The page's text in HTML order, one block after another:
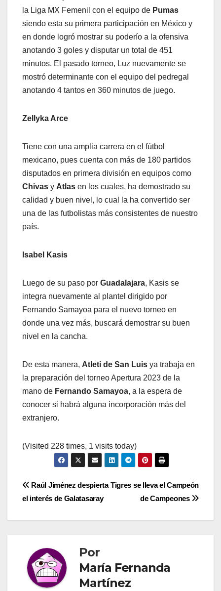
la Liga MX Femenil con el equipo de Pumas
siendo esta su primera participación en México y
en donde logró mostrar su poderío a la ofensiva
anotando 3 goles y disputar un total de 451
minutos. El pasado torneo, Luz nuevamente se
mostró determinante con el equipo del pedregal
anotando 4 tantos en 360 minutos de juego.
Zellyka Arce
Tiene con una amplia carrera en el fútbol
mexicano, pues cuenta con más de 180 partidos
disputados en primera división en equipos como
Chivas y Atlas en los cuales, ha demostrado su
calidad y buen nivel, lo cual la ha convertido ser
una de las futbolistas más consistentes de nuestro
país.
Isabel Kasis
Luego de su paso por Guadalajara, Kasis se
integra nuevamente al plantel dirigido por
Fernando Samayoa para el nuevo torneo en
donde una vez más, buscará demostrar su buen
nivel en la cancha.
De esta manera, Atleti de San Luis ya trabaja en
la preparación del torneo Apertura 2023 de la
mano de Fernando Samayoa, a la espera de
conocer si habrá alguna incorporación más del
extranjero.
(Visited 228 times, 1 visits today)
NavegaciónTigres se lleva el Campeón
de Campeones
Raúl Jiménez despierta
el interés de Galatasaray
Por
María Fernanda
Martínez